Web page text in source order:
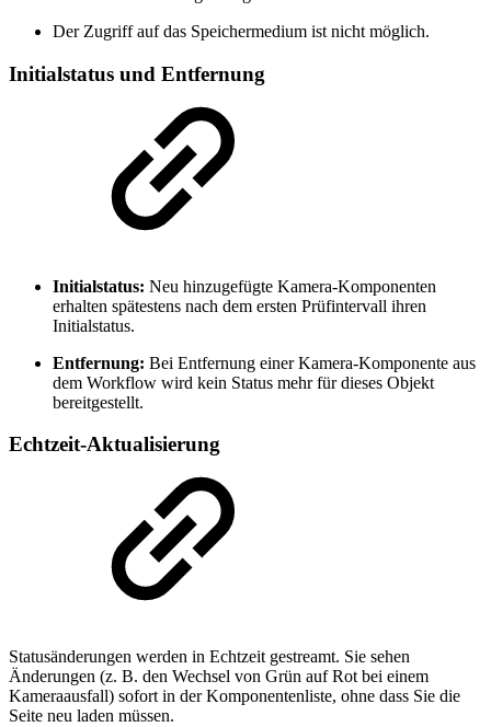
Der Zugriff auf das Speichermedium ist nicht möglich.
Initialstatus und Entfernung
Initialstatus: Neu hinzugefügte Kamera-Komponenten
erhalten spätestens nach dem ersten Prüfintervall ihren
Initialstatus.
Entfernung: Bei Entfernung einer Kamera-Komponente aus
dem Workflow wird kein Status mehr für dieses Objekt
bereitgestellt.
Echtzeit-Aktualisierung
Statusänderungen werden in Echtzeit gestreamt. Sie sehen
Änderungen (z. B. den Wechsel von Grün auf Rot bei einem
Kameraausfall) sofort in der Komponentenliste, ohne dass Sie die
Seite neu laden müssen.